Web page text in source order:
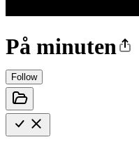
På minuten
Follow